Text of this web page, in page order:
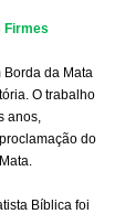
Firmes
da Mata
O trabalho
anos,
do
Bíblica foi